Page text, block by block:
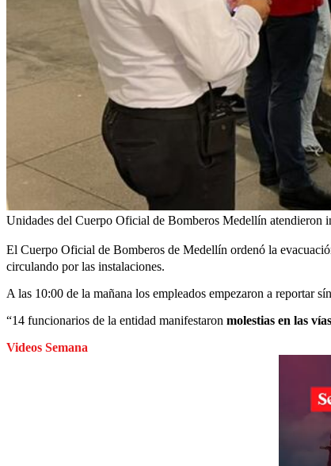
Unidades del Cuerpo Oficial de Bomberos Medellín atendieron
El Cuerpo Oficial de Bomberos de Medellín ordenó la
circulando por las instalaciones.
A las 10:00 de la mañana los empleados empezaron a reportar
“14 funcionarios de la entidad manifestaron molestias en las
Videos Semana